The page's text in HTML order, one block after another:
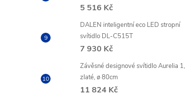
5 516 Kč
DALEN inteligentní eco LED stropní
svítidlo DL-C515T
7 930 Kč
Závěsné designové svítidlo Aurelia 1,
zlaté, ø 80cm
11 824 Kč
pracovních dní